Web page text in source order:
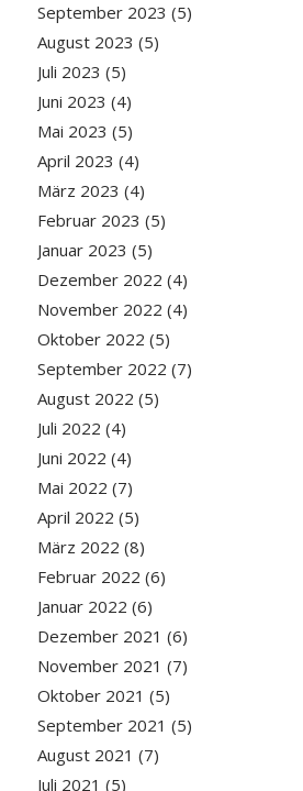
September 2023 (5)
August 2023 (5)
Juli 2023 (5)
Juni 2023 (4)
Mai 2023 (5)
April 2023 (4)
März 2023 (4)
Februar 2023 (5)
Januar 2023 (5)
Dezember 2022 (4)
November 2022 (4)
Oktober 2022 (5)
September 2022 (7)
August 2022 (5)
Juli 2022 (4)
Juni 2022 (4)
Mai 2022 (7)
April 2022 (5)
März 2022 (8)
Februar 2022 (6)
Januar 2022 (6)
Dezember 2021 (6)
November 2021 (7)
Oktober 2021 (5)
September 2021 (5)
August 2021 (7)
Juli 2021 (5)